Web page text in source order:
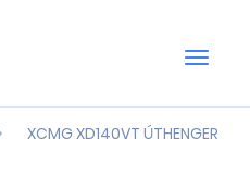
Toggle
XCMG XD140VT ÚTHENGER